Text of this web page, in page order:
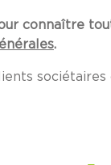
connaître
.
sociétaires